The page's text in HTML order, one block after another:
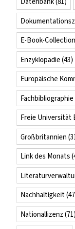
E-Book-Collection
Enzyklopädie (43)
Europäische
Fachbibliographie
Freie Universität
Großbritannien
Link des Monats
Nachhaltigkeit
Nationallizenz (71)